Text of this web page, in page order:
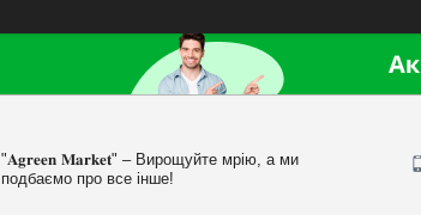
"𝐀𝐠𝐫𝐞𝐞𝐧 𝐌𝐚𝐫𝐤𝐞𝐭" – Вирощуйте мрію, а ми
подбаємо про все інше!